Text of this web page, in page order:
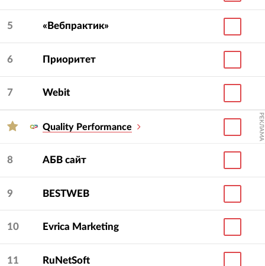
5 «Вебпрактик»
6 Приоритет
7 Webit
Quality Performance РЕКЛАМА
8 АБВ сайт
9 BESTWEB
10 Evrica Marketing
11 RuNetSoft